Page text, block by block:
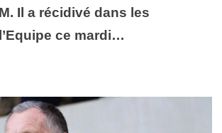
Il a récidivé dans les
ce mardi…